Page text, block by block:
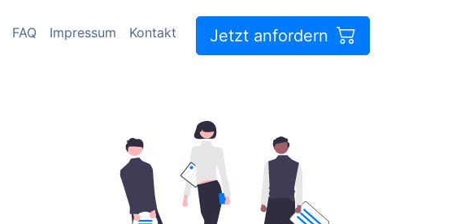
FAQ Impressum Kontakt Jetzt anfordern